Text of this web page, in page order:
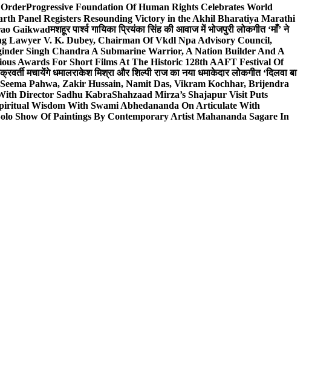
Progressive Foundation Of Human Rights Celebrates World
Panel Registers Resounding Victory in the Akhil Bharatiya Marathi
Gaikwadमशहूर पार्श्व गायिका प्रियंका सिंह की आवाज में भोजपुरी लोकगीत ‘माँ’ ने
Lawyer V. K. Dubey, Chairman Of Vkdl Npa Advisory Council,
Singh Chandra A Submarine Warrior, A Nation Builder And A
Awards For Short Films At The Historic 128th AAFT Festival Of
मचायेंगे धमालराकेश मिश्रा और शिल्पी राज का नया धमाकेदार लोकगीत ‘दिलवा बा
Pahwa, Zakir Hussain, Namit Das, Vikram Kochhar, Brijendra
Director Sadhu KabraShahzaad Mirza’s Shajapur Visit Puts
Wisdom With Swami Abhedananda On Articulate With
Show Of Paintings By Contemporary Artist Mahananda Sagare In